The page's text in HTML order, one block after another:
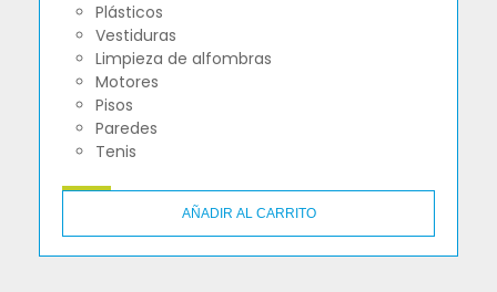
Plásticos
Vestiduras
Limpieza de alfombras
Motores
Pisos
Paredes
Tenis
AÑADIR AL CARRITO